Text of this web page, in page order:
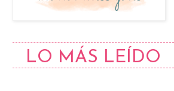
LO MÁS LEÍDO